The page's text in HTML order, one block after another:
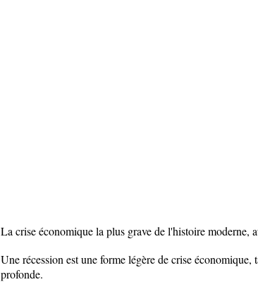
La crise économique la plus grave de l'histoire moderne,
Une récession est une forme légère de crise
profonde.